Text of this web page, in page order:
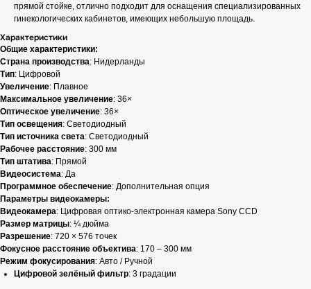
прямой стойке, отлично подходит для оснащения специализированных
гинекологических кабинетов, имеющих небольшую площадь.
Характеристики
Общие характеристики:
Страна производства: Нидерланды
Тип: Цифровой
Увеличение: Плавное
Максимальное увеличение: 36×
Оптическое увеличение: 36×
Тип освещения: Светодиодный
Тип источника света: Светодиодный
Рабочее расстояние: 300 мм
Тип штатива: Прямой
Видеосистема: Да
Программное обеспечение: Дополнительная опция
Параметры видеокамеры:
Видеокамера: Цифровая оптико-электронная камера Sony CCD
Размер матрицы: ¼ дюйма
Разрешение: 720 × 576 точек
Фокусное расстояние объектива: 170 – 300 мм
Режим фокусирования: Авто / Ручной
Цифровой зелёный фильтр: 3 градации